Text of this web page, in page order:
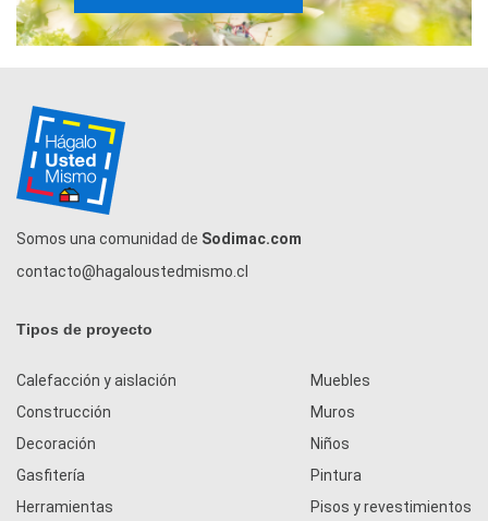
Somos una comunidad de Sodimac.com
contacto@hagaloustedmismo.cl
Tipos de proyecto
Calefacción y aislación
Construcción
Decoración
Gasfitería
Herramientas
Muebles
Muros
Niños
Pintura
Pisos y revestimientos